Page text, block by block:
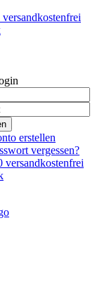
erstellen
vergessen?